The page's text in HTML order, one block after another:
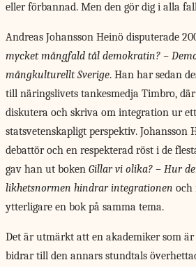
eller förbannad. Men den gör dig i alla
Andreas Johansson Heinö disputerade
mycket mångfald tål demokratin? –
mångkulturellt Sverige. Han har sedan
till näringslivets tankesmedja Timbro,
diskutera och skriva om integration ur
statsvetenskapligt perspektiv. Johansson
debattör och en respekterad röst i de
gav han ut boken Gillar vi olika? – Hur
likhetsnormen hindrar integrationen och
ytterligare en bok på samma tema.
Det är utmärkt att en akademiker som är
bidrar till den annars stundtals